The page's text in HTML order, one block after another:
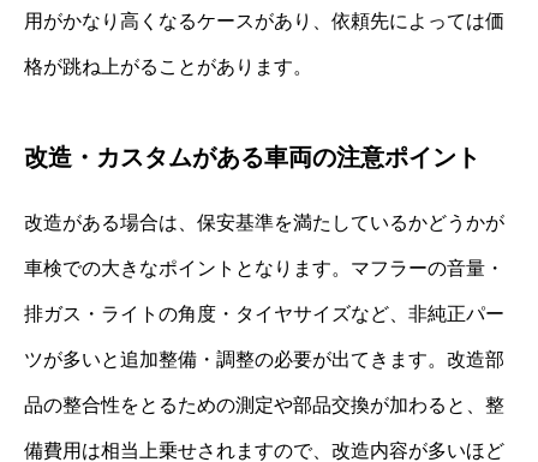
用がかなり高くなるケースがあり、依頼先によっては価
格が跳ね上がることがあります。
改造・カスタムがある車両の注意ポイント
改造がある場合は、保安基準を満たしているかどうかが
車検での大きなポイントとなります。マフラーの音量・
排ガス・ライトの角度・タイヤサイズなど、非純正パー
ツが多いと追加整備・調整の必要が出てきます。改造部
品の整合性をとるための測定や部品交換が加わると、整
備費用は相当上乗せされますので、改造内容が多いほど